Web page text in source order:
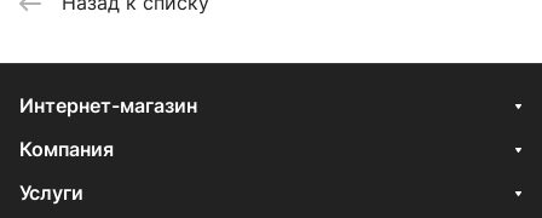
Интернет-магазин
Компания
Услуги